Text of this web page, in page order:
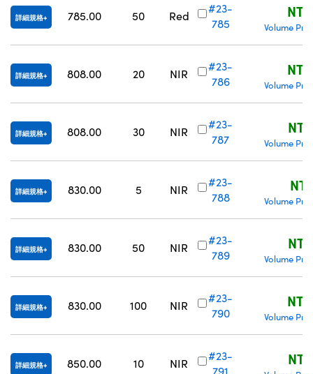
詳細規格 785.00 50 Red
#23-
785
Volume
詳細規格 808.00 20 NIR
#23-
786
Volume
詳細規格 808.00 30 NIR
#23-
787
Volume
詳細規格 830.00 5 NIR
#23-
788
Volume
詳細規格 830.00 50 NIR
#23-
789
Volume
詳細規格 830.00 100 NIR
#23-
790
Volume
詳細規格 850.00 10 NIR
#23-
791